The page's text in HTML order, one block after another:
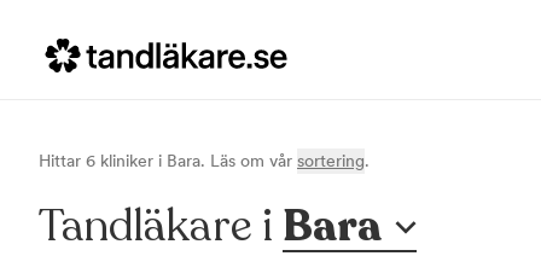
Hittar 6 kliniker i Bara. Läs om vår sortering.
Tandläkare i Bara